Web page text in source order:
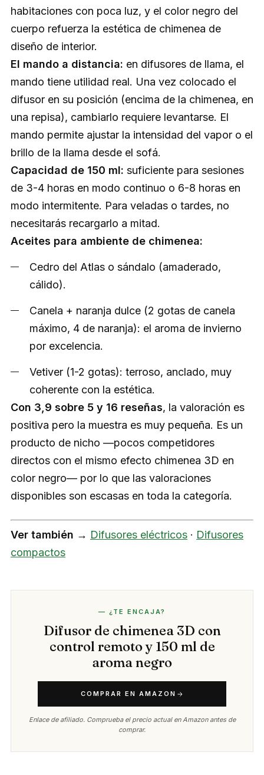
habitaciones con poca luz, y el color negro del
cuerpo refuerza la estética de chimenea de
diseño de interior.
El mando a distancia: en difusores de llama, el
mando tiene utilidad real. Una vez colocado el
difusor en su posición (encima de la chimenea, en
una repisa), cambiarlo requiere levantarse. El
mando permite ajustar la intensidad del vapor o el
brillo de la llama desde el sofá.
Capacidad de 150 ml: suficiente para sesiones
de 3-4 horas en modo continuo o 6-8 horas en
modo intermitente. Para veladas o tardes, no
necesitarás recargarlo a mitad.
Aceites para ambiente de chimenea:
Cedro del Atlas o sándalo (amaderado,
cálido).
Canela + naranja dulce (2 gotas de canela
máximo, 4 de naranja): el aroma de invierno
por excelencia.
Vetiver (1-2 gotas): terroso, anclado, muy
coherente con la estética.
Con 3,9 sobre 5 y 16 reseñas, la valoración es
positiva pero la muestra es muy pequeña. Es un
producto de nicho —pocos competidores
directos con el mismo efecto chimenea 3D en
color negro— por lo que las valoraciones
disponibles son escasas en toda la categoría.
Ver también → Difusores eléctricos · Difusores
compactos
— ¿TE ENCAJA?
Difusor de chimenea 3D con
control remoto y 150 ml de
aroma negro
COMPRAR EN AMAZON
Enlace de afiliado. Comprueba el precio actual en Amazon antes de
comprar.